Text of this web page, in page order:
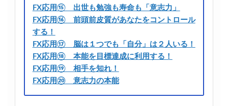
FX応用⑮ 出世も勉強も寿命も「意志力」
FX応用⑯ 前頭前皮質があなたをコントロール
する！
FX応用⑰ 脳は１つでも「自分」は２人いる！
FX応用⑱ 本能を目標達成に利用する！
FX応用⑲ 相手を知れ！
FX応用⑳ 意志力の本能